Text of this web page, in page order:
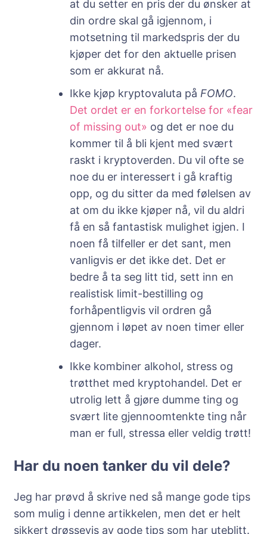
at du setter en pris der du ønsker at
din ordre skal gå igjennom, i
motsetning til markedspris der du
kjøper det for den aktuelle prisen
som er akkurat nå.
Ikke kjøp kryptovaluta på FOMO.
Det ordet er en forkortelse for «fear
of missing out» og det er noe du
kommer til å bli kjent med svært
raskt i kryptoverden. Du vil ofte se
noe du er interessert i gå kraftig
opp, og du sitter da med følelsen av
at om du ikke kjøper nå, vil du aldri
få en så fantastisk mulighet igjen. I
noen få tilfeller er det sant, men
vanligvis er det ikke det. Det er
bedre å ta seg litt tid, sett inn en
realistisk limit-bestilling og
forhåpentligvis vil ordren gå
gjennom i løpet av noen timer eller
dager.
Ikke kombiner alkohol, stress og
trøtthet med kryptohandel. Det er
utrolig lett å gjøre dumme ting og
svært lite gjennoomtenkte ting når
man er full, stressa eller veldig trøtt!
Har du noen tanker du vil dele?
Jeg har prøvd å skrive ned så mange gode tips
som mulig i denne artikkelen, men det er helt
sikkert drøssevis av gode tips som har uteblitt.